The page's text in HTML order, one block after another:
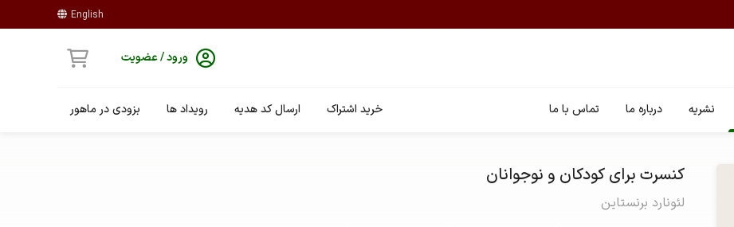
English
ورود / عضویت
نشریه درباره ما تماس با ما خرید اشتراک ارسال کد هدیه رویداد ها بزودی در ماهور
کنسرت برای کودکان و نوجوانان
لئونارد برنستاین